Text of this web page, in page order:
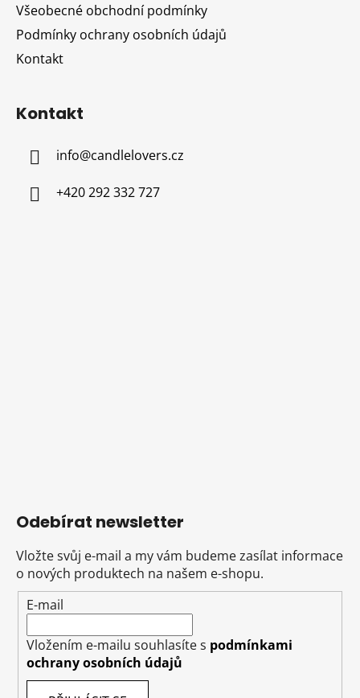
Všeobecné obchodní podmínky
Podmínky ochrany osobních údajů
Kontakt
Kontakt
info@candlelovers.cz
+420 292 332 727
Odebírat newsletter
Vložte svůj e-mail a my vám budeme zasílat informace
o nových produktech na našem e-shopu.
E-mail
Vložením e-mailu souhlasíte s podmínkami
ochrany osobních údajů